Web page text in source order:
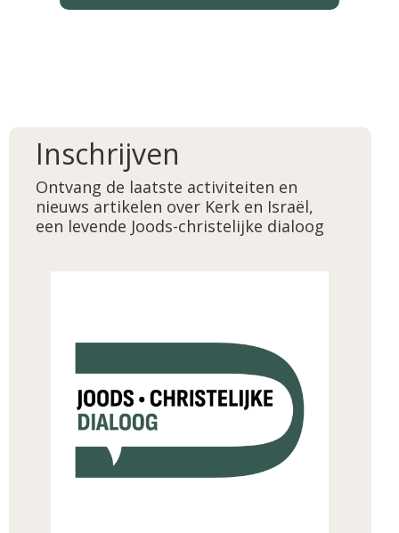
Inschrijven
Ontvang de laatste activiteiten en
nieuws artikelen over Kerk en Israël,
een levende Joods-christelijke dialoog